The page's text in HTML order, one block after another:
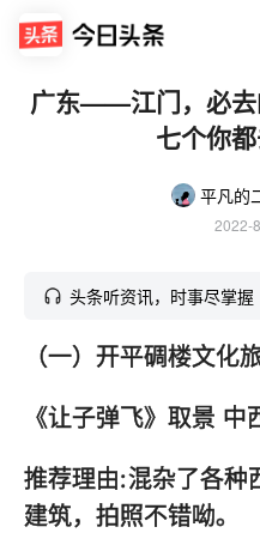
广东——江门，必去
七个你
平凡的
2022-
头条听资讯，时事尽掌握
（一）开平碉楼文化
《让子弹飞》取景 中
推荐理由:混杂了各种
建筑，拍照不错呦。